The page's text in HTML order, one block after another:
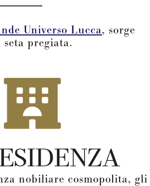
Universo Lucca, sorge
pregiata.
nobiliare cosmopolita, gli